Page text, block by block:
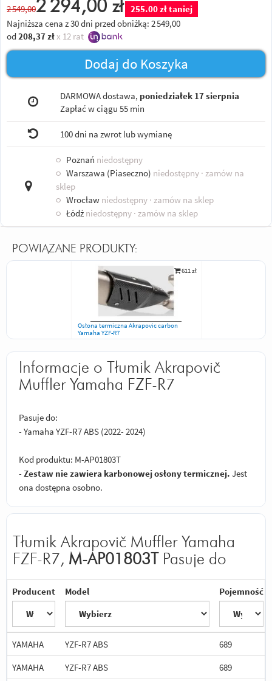
2 549,002 294,00 zł
255.00 zł taniej
Najniższa cena z 30 dni przed obniżką: 2 549,00
od 208,37 zł x 12 rat
Dodaj do Koszyka
DARMOWA dostawa, poniedziałek 17 sierpnia
Zapłać w ciągu 55 min
100 dni na zwrot lub wymianę
○ Poznań niedostępny
○ Warszawa (Piaseczno) niedostępny · zamów na
sklep
○ Wrocław niedostępny · zamów na sklep
○ Łódź niedostępny · zamów na sklep
POWIĄZANE PRODUKTY:
611 zł
Osłona termiczna Akrapovic carbon
Yamaha YZF-R7
Informacje o Tłumik Akrapovič
Muffler Yamaha FZF-R7
Pasuje do:
- Yamaha YZF-R7 ABS (2022- 2024)
Kod produktu: M-AP01803T
- Zestaw nie zawiera karbonowej osłony termicznej. Jest
ona dostępna osobno.
Tłumik Akrapovič Muffler Yamaha
FZF-R7, M-AP01803T Pasuje do
Producent Model Pojemność
YAMAHA YZF-R7 ABS
689
YAMAHA
YZF-R7 ABS
689